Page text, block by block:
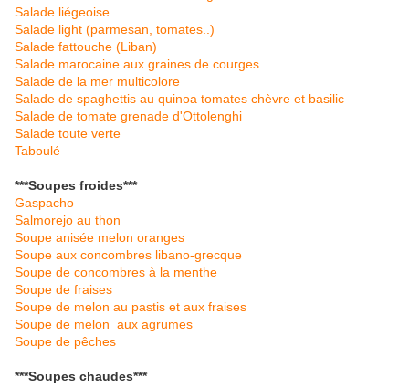
Salade liégeoise
Salade light (parmesan, tomates..)
Salade fattouche (Liban)
Salade marocaine aux graines de courges
Salade de la mer multicolore
Salade de spaghettis au quinoa tomates chèvre et basilic
Salade de tomate grenade d'Ottolenghi
Salade toute verte
Taboulé
***Soupes froides***
Gaspacho
Salmorejo au thon
Soupe anisée melon oranges
Soupe aux concombres libano-grecque
Soupe de concombres à la menthe
Soupe de fraises
Soupe de melon au pastis et aux fraises
Soupe de melon aux agrumes
Soupe de pêches
***Soupes chaudes***